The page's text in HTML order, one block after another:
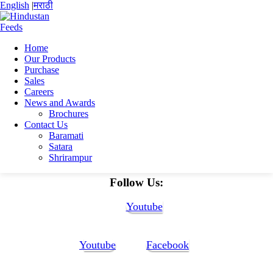
English |मराठी
Home
Our Products
Purchase
Sales
Careers
News and Awards
Brochures
Contact Us
Baramati
Satara
Shrirampur
Home
Aun abbas
Aun Abbas CV 2 with year_231110_154029
Aun Abbas CV 2 with
year_231110_154029
Aun Abbas CV 2 with year_231110_154029
Follow Us:
Youtube
Youtube Facebook